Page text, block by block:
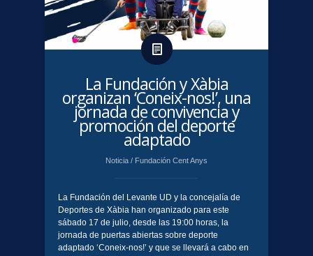
La Fundación y Xàbia
organizan ‘Coneix-nos!’, una
jornada de convivencia y
promoción del deporte
adaptado
Noticia / Fundación Cent Anys
La Fundación del Levante UD y la concejalía de
Deportes de Xàbia han organizado para este
sábado 17 de julio, desde las 19:00 horas, la
jornada de puertas abiertas sobre deporte
adaptado ‘Coneix-nos!’ y que se llevará a cabo en